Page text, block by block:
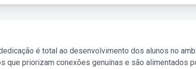
é total ao desenvolvimento dos alunos no
que priorizam conexões genuínas e são alimentados